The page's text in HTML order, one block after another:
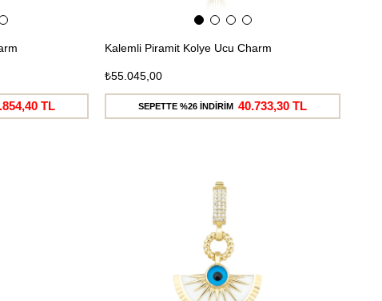
TL
Kalemli Piramit Kolye Ucu Charm
₺55.045,00
SEPETTE %26 İNDİRİM 40.733,30 TL